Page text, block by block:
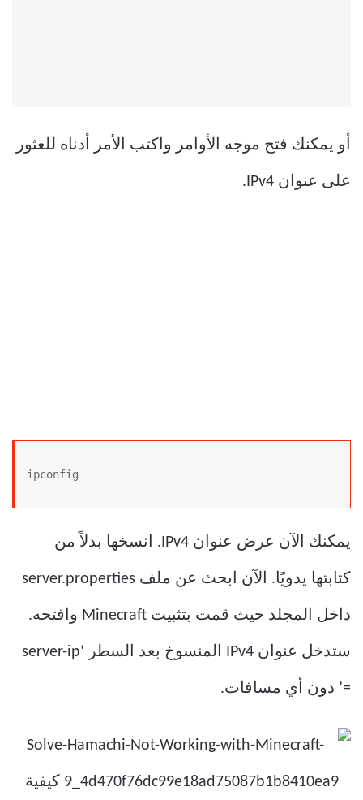
أو يمكنك فتح موجه الأوامر واكتب الأمر أدناه للعثور
على عنوان IPv4.
ipconfig
يمكنك الآن عرض عنوان IPv4. انسخها بدلاً من
كتابتها يدويًا. الآن ابحث عن ملف server.properties
داخل المجلد حيث قمت بتثبيت Minecraft وافتحه.
ستدخل عنوان IPv4 المنسوخ بعد السطر ‘server-ip
=’ دون أي مسافات.